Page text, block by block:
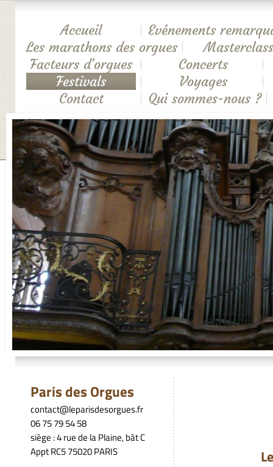
Accueil
Evénements
Les marathons des orgues
Facteurs d'orgues
Concerts
Festivals
Voyages
Contact
Qui sommes-nous ?
Paris des Orgues
contact@leparisdesorgues.fr
06 75 79 54 58
siège : 4 rue de la Plaine, bât C
Appt RC5 75020 PARIS
Le